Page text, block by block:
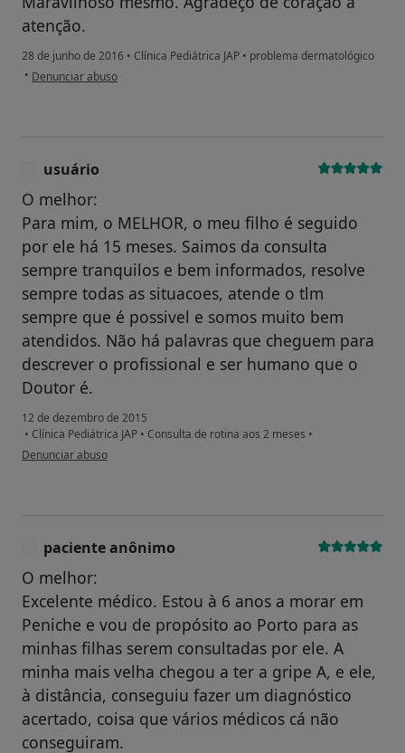
atenção.
28 de junho de 2016 • Clínica Pediátrica JAP • problema dermatológico
• na opinião do utilizador paciente
Denunciar abuso
usuário
O melhor:
Para mim, o MELHOR, o meu filho é seguido
por ele há 15 meses. Saimos da consulta
sempre tranquilos e bem informados, resolve
sempre todas as situacoes, atende o tlm
sempre que é possivel e somos muito bem
atendidos. Não há palavras que cheguem para
descrever o profissional e ser humano que o
Doutor é.
12 de dezembro de 2015
• Clínica Pediátrica JAP • Consulta de rotina aos 2 meses •
na opinião do utilizador usuário
Denunciar abuso
paciente anônimo
O melhor:
Excelente médico. Estou à 6 anos a morar em
Peniche e vou de propósito ao Porto para as
minhas filhas serem consultadas por ele. A
minha mais velha chegou a ter a gripe A, e ele,
à distância, conseguiu fazer um diagnóstico
acertado, coisa que vários médicos cá não
conseguiram.